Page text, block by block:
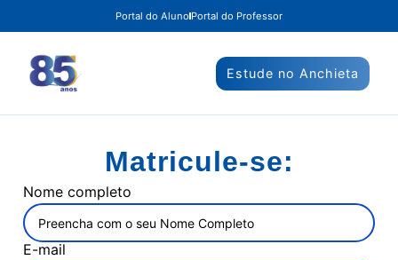
Portal do Aluno Portal do Professor
Estude no Anchieta
Matricule-se:
Nome completo
E-mail